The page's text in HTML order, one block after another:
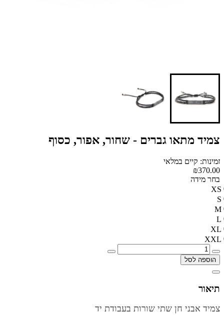
צמיד מתאו גברים - שחור, אפור, כסוף
זמינות: קיים במלאי
₪370.00
בחר מידה
XS
S
M
L
XL
XXL
הוספה לסל
תיאור
צמיד אבני חן שתי שורות בעבודת יד